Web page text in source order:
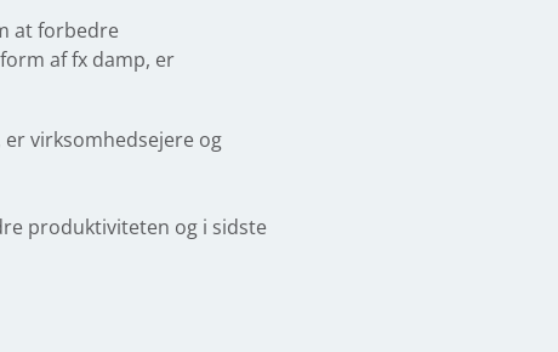
at forbedre
af fx damp, er
virksomhedsejere og
produktiviteten og i sidste